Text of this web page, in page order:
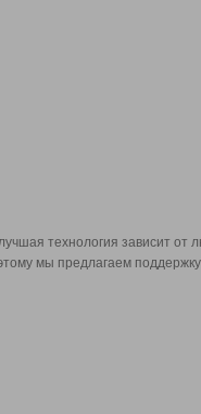
технология зависит от
мы предлагаем